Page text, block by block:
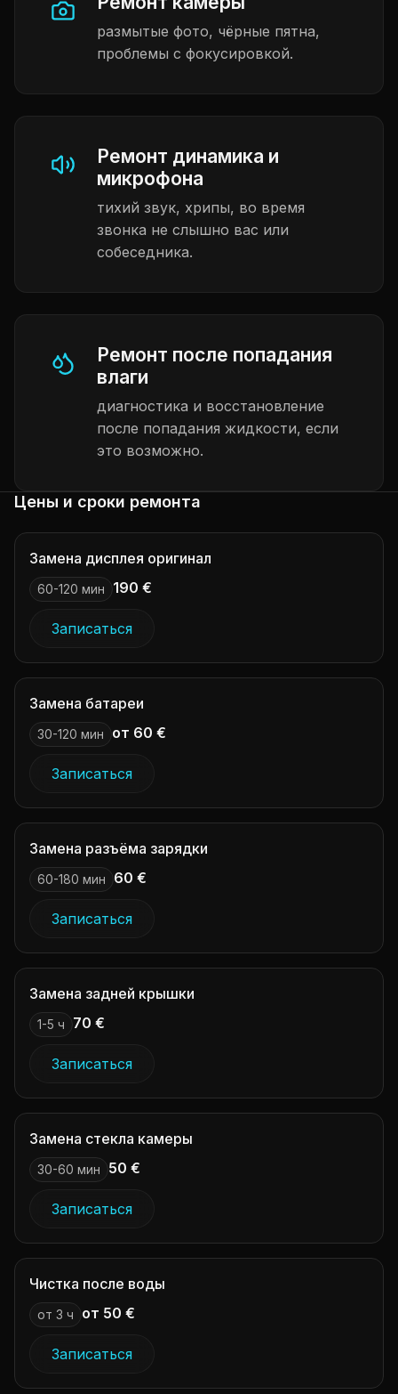
размытые фото, чёрные пятна,
проблемы с фокусировкой.
Ремонт динамика и
микрофона
тихий звук, хрипы, во время
звонка не слышно вас или
собеседника.
Ремонт после попадания
влаги
диагностика и восстановление
после попадания жидкости, если
это возможно.
Цены и сроки ремонта
Замена дисплея оригинал
60-120 мин 190 €
Записаться
Замена батареи
30-120 мин от 60 €
Записаться
Замена разъёма зарядки
60-180 мин 60 €
Записаться
Замена задней крышки
1-5 ч 70 €
Записаться
Замена стекла камеры
30-60 мин 50 €
Записаться
Чистка после воды
от 3 ч от 50 €
Записаться